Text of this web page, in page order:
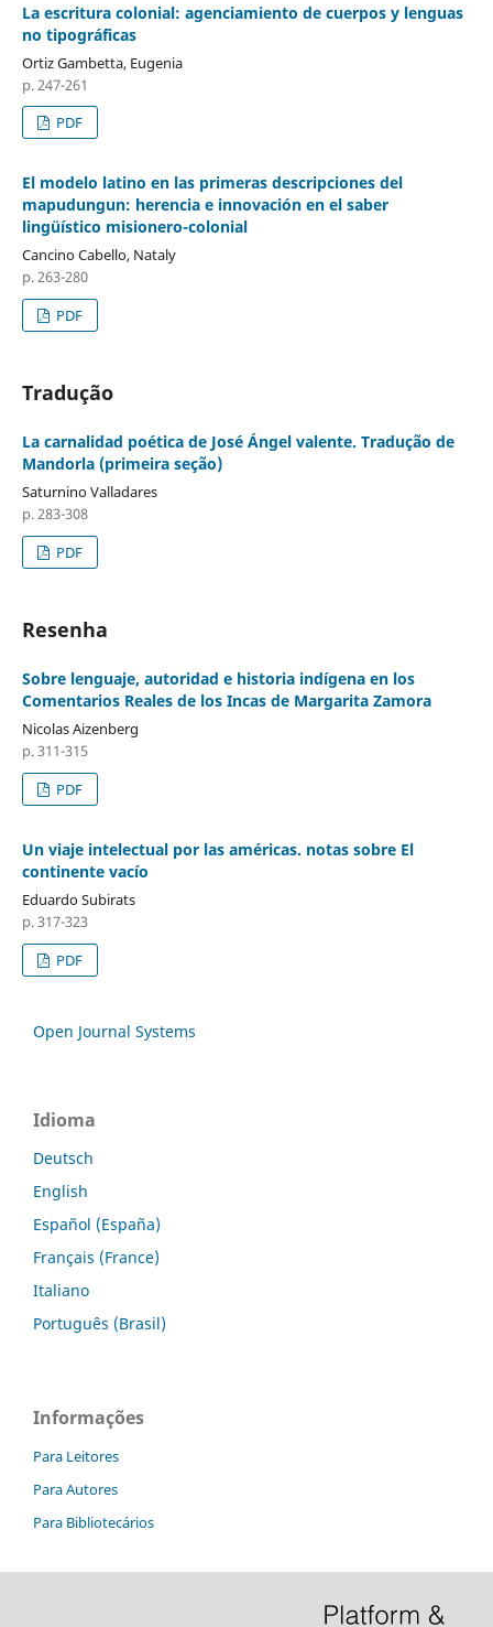
La escritura colonial: agenciamiento de cuerpos y lenguas
no tipográficas
Ortiz Gambetta, Eugenia
p. 247-261
PDF
El modelo latino en las primeras descripciones del
mapudungun: herencia e innovación en el saber
lingüístico misionero-colonial
Cancino Cabello, Nataly
p. 263-280
PDF
Tradução
La carnalidad poética de José Ángel valente. Tradução de
Mandorla (primeira seção)
Saturnino Valladares
p. 283-308
PDF
Resenha
Sobre lenguaje, autoridad e historia indígena en los
Comentarios Reales de los Incas de Margarita Zamora
Nicolas Aizenberg
p. 311-315
PDF
Un viaje intelectual por las américas. notas sobre El
continente vacío
Eduardo Subirats
p. 317-323
PDF
Open Journal Systems
Idioma
Deutsch
English
Español (España)
Français (France)
Italiano
Português (Brasil)
Informações
Para Leitores
Para Autores
Para Bibliotecários